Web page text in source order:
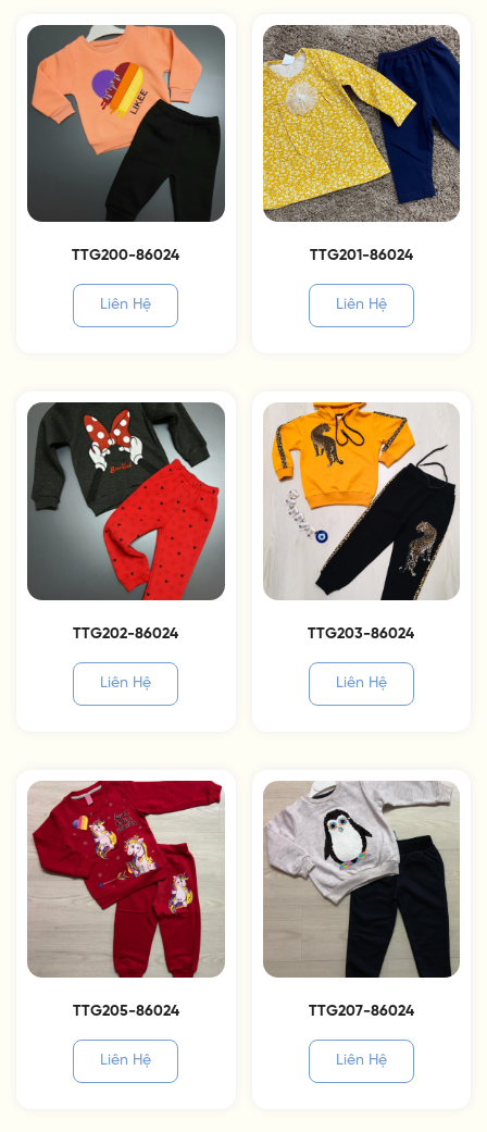
TTG200-86024
Liên Hệ
TTG201-86024
Liên Hệ
TTG202-86024
Liên Hệ
TTG203-86024
Liên Hệ
TTG205-86024
Liên Hệ
TTG207-86024
Liên Hệ